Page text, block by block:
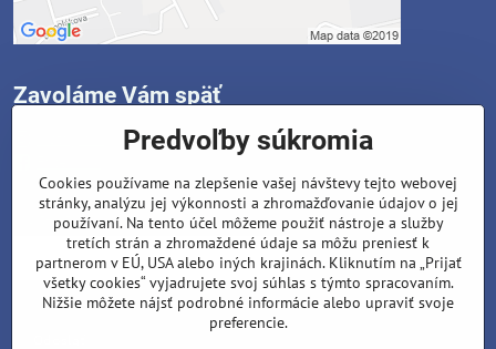
Zavoláme Vám späť
Váš telefón*
Predvoľby súkromia
Cookies používame na zlepšenie vašej návštevy tejto webovej
stránky, analýzu jej výkonnosti a zhromažďovanie údajov o jej
používaní. Na tento účel môžeme použiť nástroje a služby
tretích strán a zhromaždené údaje sa môžu preniesť k
partnerom v EÚ, USA alebo iných krajinách. Kliknutím na „Prijať
všetky cookies“ vyjadrujete svoj súhlas s týmto spracovaním.
Nižšie môžete nájsť podrobné informácie alebo upraviť svoje
preferencie.